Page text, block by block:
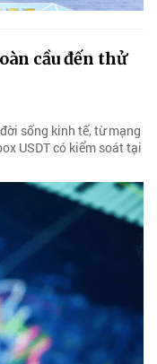
cầu đến thử
sống kinh tế, từ mạng
USDT có kiểm soát tại